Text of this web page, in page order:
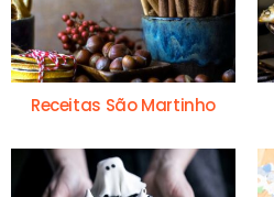
Receitas São Martinho